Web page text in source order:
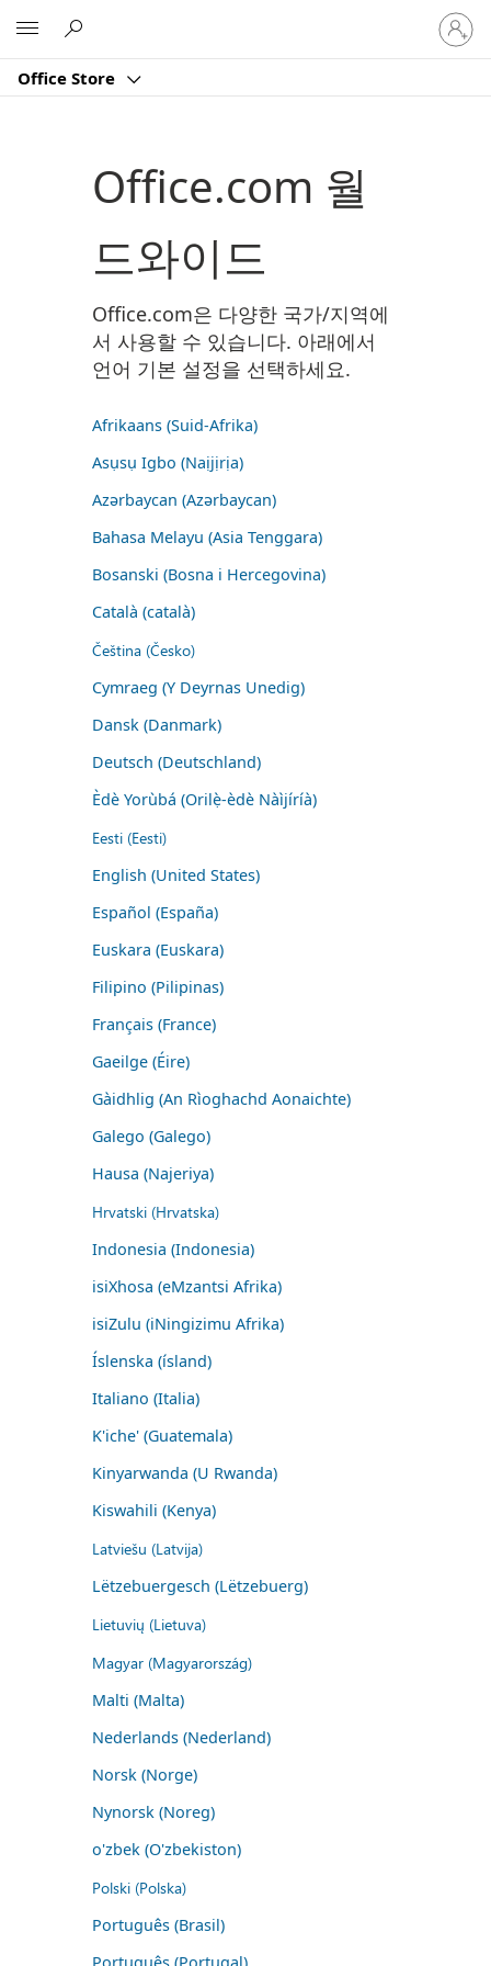
Office Store
귀
하
계
Office.com 월
드와이드
Office.com은 다양한 국가/지역에
서 사용할 수 있습니다. 아래에서
언어 기본 설정을 선택하세요.
Afrikaans (Suid-Afrika)
Asụsụ Igbo (Naịjịrịa)
Azərbaycan (Azərbaycan)
Bahasa Melayu (Asia Tenggara)
Bosanski (Bosna i Hercegovina)
Català (català)
Čeština (Česko)
Cymraeg (Y Deyrnas Unedig)
Dansk (Danmark)
Deutsch (Deutschland)
Èdè Yorùbá (Orilẹ̀-èdè Nàìjíríà)
Eesti (Eesti)
English (United States)
Español (España)
Euskara (Euskara)
Filipino (Pilipinas)
Français (France)
Gaeilge (Éire)
Gàidhlig (An Rìoghachd Aonaichte)
Galego (Galego)
Hausa (Najeriya)
Hrvatski (Hrvatska)
Indonesia (Indonesia)
isiXhosa (eMzantsi Afrika)
isiZulu (iNingizimu Afrika)
Íslenska (ísland)
Italiano (Italia)
K'iche' (Guatemala)
Kinyarwanda (U Rwanda)
Kiswahili (Kenya)
Latviešu (Latvija)
Lëtzebuergesch (Lëtzebuerg)
Lietuvių (Lietuva)
Magyar (Magyarország)
Malti (Malta)
Nederlands (Nederland)
Norsk (Norge)
Nynorsk (Noreg)
o'zbek (O'zbekiston)
Polski (Polska)
Português (Brasil)